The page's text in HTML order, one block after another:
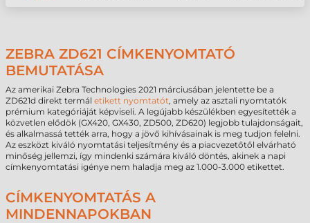
ZEBRA ZD621 CÍMKENYOMTATÓ
BEMUTATÁSA
Az amerikai Zebra Technologies 2021 márciusában jelentette be a
ZD621d direkt termál etikett nyomtatót, amely az asztali nyomtatók
prémium kategóriáját képviseli. A legújabb készülékben egyesítették a
közvetlen elődök (GX420, GX430, ZD500, ZD620) legjobb tulajdonságait,
és alkalmassá tették arra, hogy a jövő kihívásainak is meg tudjon felelni.
Az eszközt kiváló nyomtatási teljesítmény és a piacvezetőtől elvárható
minőség jellemzi, így mindenki számára kiváló döntés, akinek a napi
címkenyomtatási igénye nem haladja meg az 1.000-3.000 etikettet.
CÍMKENYOMTATÁS A
MINDENNAPOKBAN